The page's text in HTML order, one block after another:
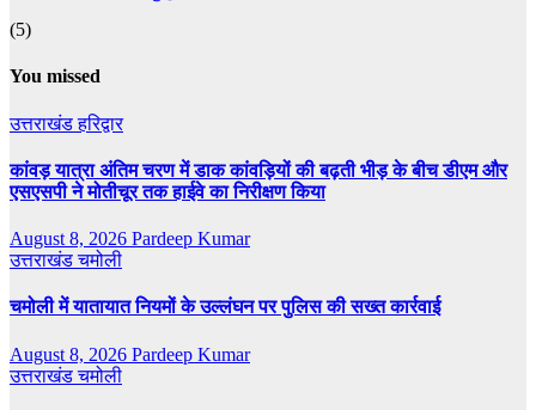
(5)
You missed
उत्तराखंडहरिद्वार
कांवड़ यात्रा अंतिम चरण में डाक कांवड़ियों की बढ़ती भीड़ के बीच डीएम और
एसएसपी ने मोतीचूर तक हाईवे का निरीक्षण किया
August 8, 2026 Pardeep Kumar
उत्तराखंडचमोली
चमोली में यातायात नियमों के उल्लंघन पर पुलिस की सख्त कार्रवाई
August 8, 2026 Pardeep Kumar
उत्तराखंडचमोली